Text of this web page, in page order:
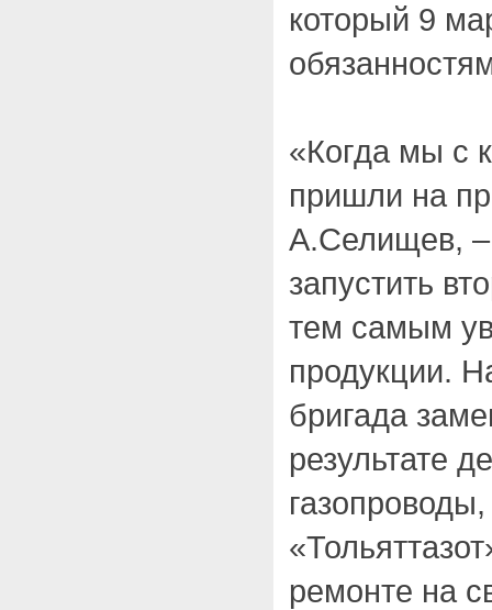
который 9
«Когда мы с
пришли на
А.Селищев, –
запустить
тем самым
продукции.
бригада
результате
ремонте на